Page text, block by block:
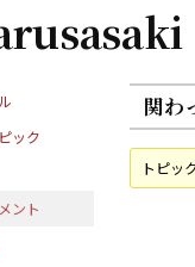
ック
ント
関わ
トピッ